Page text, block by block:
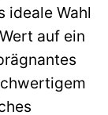
ideale Wahl
auf ein